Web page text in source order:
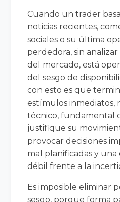
Cuando un trader
noticias recientes,
sociales o su última
perdedora, sin
del mercado, está
del sesgo de
con esto es que
estímulos inmediatos,
técnico, fundamental
justifique su
provocar decisiones
mal planificadas y una
débil frente a la
Es imposible eliminar
sesgo, porque forma